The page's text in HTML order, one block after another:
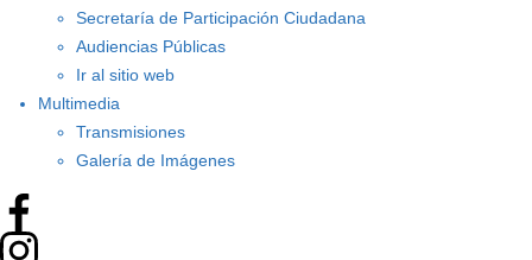
Secretaría de Participación Ciudadana
Audiencias Públicas
Ir al sitio web
Multimedia
Transmisiones
Galería de Imágenes